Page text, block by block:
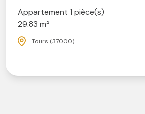
Appartement 1 pièce(s)
29.83 m²
Tours (37000)